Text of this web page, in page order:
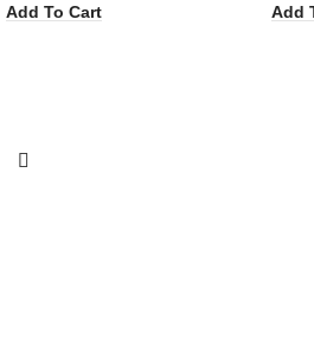
Add To Cart Add